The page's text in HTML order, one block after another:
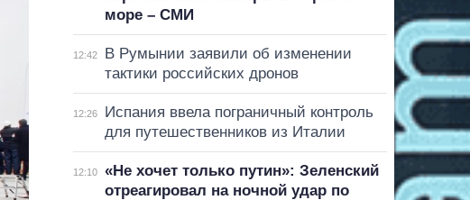
море – СМИ
12:42
В Румынии заявили об изменении
тактики российских дронов
12:26
Испания ввела пограничный контроль
для путешественников из Италии
12:10
«Не хочет только путин»: Зеленский
отреагировал на ночной удар по